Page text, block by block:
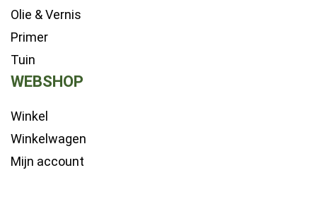
Olie & Vernis
Primer
Tuin
WEBSHOP
Winkel
Winkelwagen
Mijn account